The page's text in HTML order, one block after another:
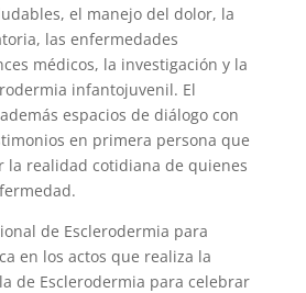
el manejo del dolor, la
las enfermedades
médicos, la investigación y la
infantojuvenil. El
espacios de diálogo con
en primera persona que
la realidad cotidiana de quienes
de Esclerodermia para
en los actos que realiza la
de Esclerodermia para celebrar